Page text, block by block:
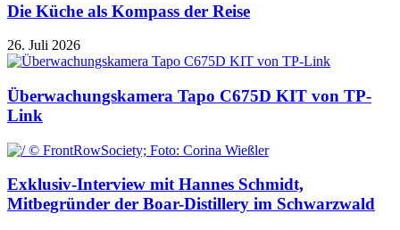
Die Küche als Kompass der Reise
26. Juli 2026
Überwachungskamera Tapo C675D KIT von TP-
Link
Exklusiv-Interview mit Hannes Schmidt,
Mitbegründer der Boar-Distillery im Schwarzwald